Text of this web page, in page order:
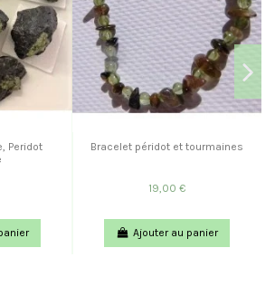
Peridot
Bracelet péridot et tourmaines
19,00 €
Ajouter au panier